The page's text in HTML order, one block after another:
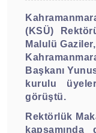
(KSÜ)
Malulü
Başkanı
kurulu
görüştü.
Rektörlük